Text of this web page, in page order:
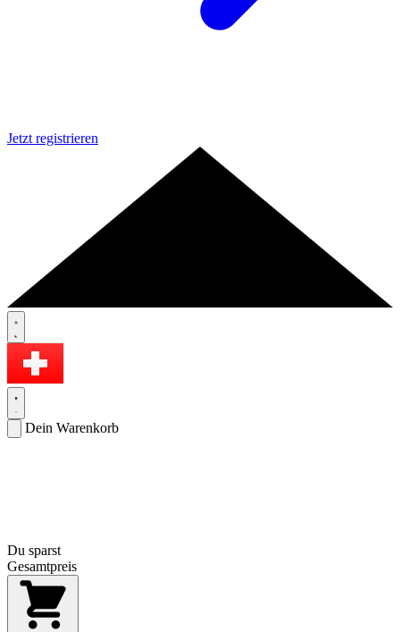
Jetzt registrieren
Dein Warenkorb
Du sparst
Gesamtpreis